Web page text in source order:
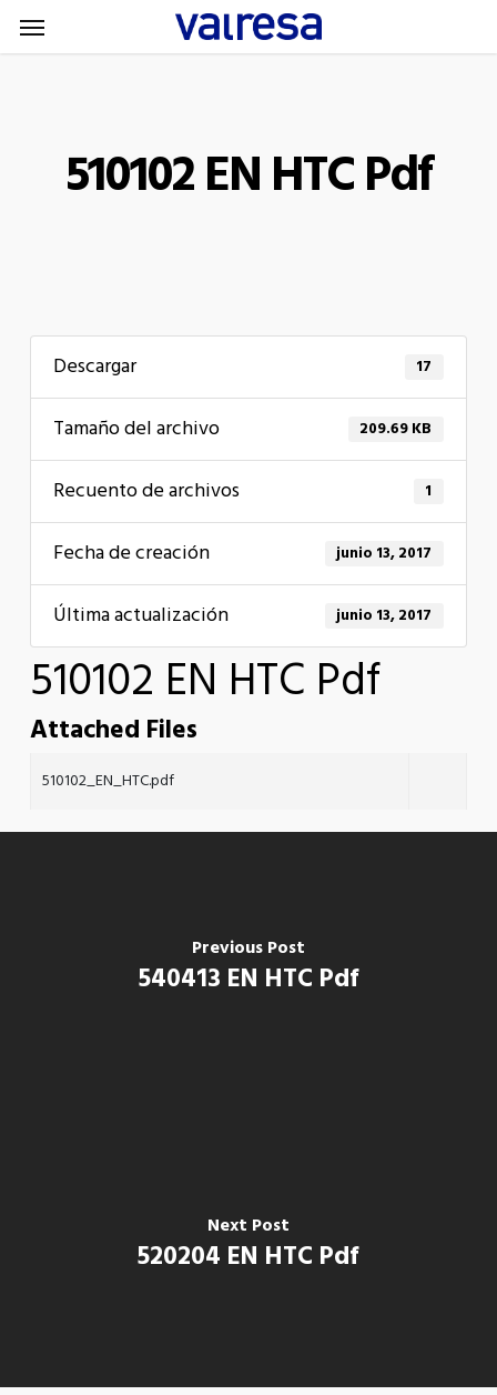
Skip
to
Menu
510102 EN HTC Pdf
Descargar 17
Tamaño del archivo 209.69 KB
Recuento de archivos 1
Fecha de creación junio 13, 2017
Última actualización junio 13, 2017
510102 EN HTC Pdf
Attached Files
510102_EN_HTC.pdf
Previous Post
540413 EN HTC Pdf
Next Post
520204 EN HTC Pdf
Menu